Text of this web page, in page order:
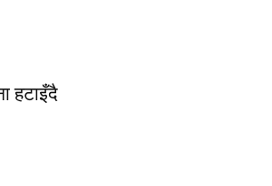
हटाइँदै